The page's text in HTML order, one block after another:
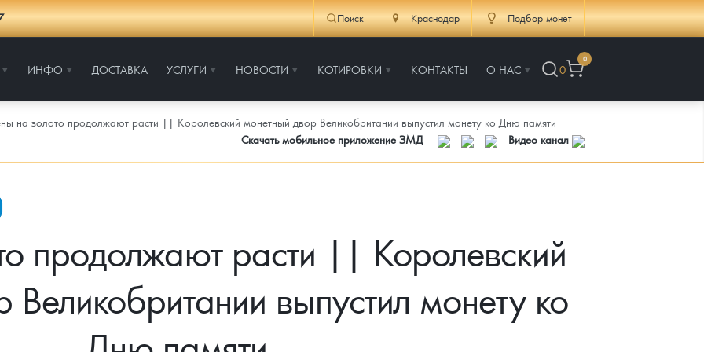
Поиск Краснодар Подбор монет
ИНФО ДОСТАВКА УСЛУГИ НОВОСТИ КОТИРОВКИ КОНТАКТЫ О НАС 0
0
на золото продолжают расти || Королевский монетный двор Великобритании выпустил монету ко Дню памяти
Скачать мобильное приложение ЗМД
Видео канал
продолжают расти || Королевский
Великобритании выпустил монету ко